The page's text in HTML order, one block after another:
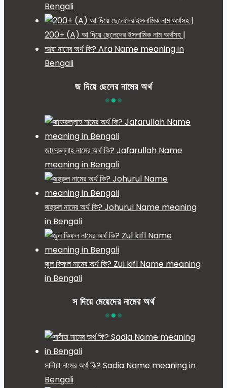
Bengali
200+ (A) আ দিয়ে ছেলেদের ইসলামিক নাম অর্থসহ |
আরা নামের অর্থ কি? Ara Name meaning in
Bengali
জ দিয়ে ছেলের নামের অর্থ
জাফরুল্লাহ নামের অর্থ কি? Jafarullah Name
meaning in Bengali
জহুরুল নামের অর্থ কি? Johurul Name meaning
in Bengali
জুল কিফল নামের অর্থ কি? Zul kifl Name meaning
in Bengali
স দিয়ে মেয়েদের নামের অর্থ
সাদীয়া নামের অর্থ কি? Sadia Name meaning in
Bengali